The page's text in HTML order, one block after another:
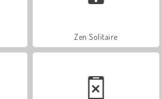
Zen Solitaire